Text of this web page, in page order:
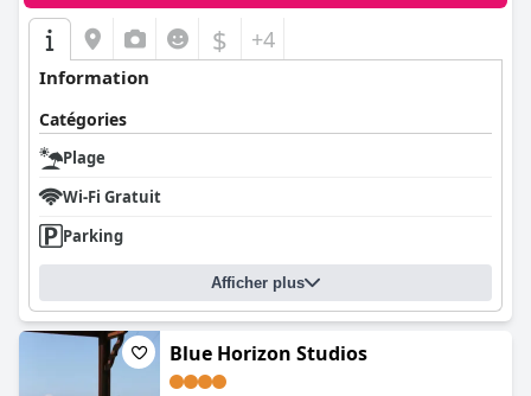
$ +4
Information
Catégories
Plage
Wi-Fi Gratuit
Parking
Afficher plus
Blue Horizon Studios